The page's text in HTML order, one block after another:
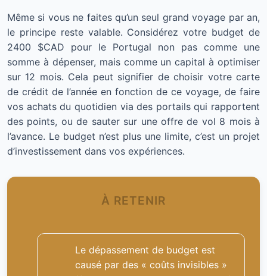
Même si vous ne faites qu’un seul grand voyage par an,
le principe reste valable. Considérez votre budget de
2400 $CAD pour le Portugal non pas comme une
somme à dépenser, mais comme un capital à optimiser
sur 12 mois. Cela peut signifier de choisir votre carte
de crédit de l’année en fonction de ce voyage, de faire
vos achats du quotidien via des portails qui rapportent
des points, ou de sauter sur une offre de vol 8 mois à
l’avance. Le budget n’est plus une limite, c’est un projet
d’investissement dans vos expériences.
À RETENIR
Le dépassement de budget est
causé par des « coûts invisibles »